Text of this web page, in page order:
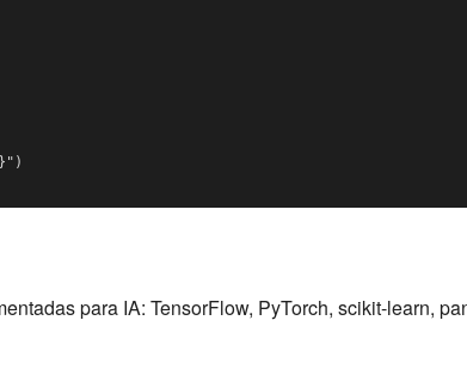
para IA: TensorFlow, PyTorch, scikit-learn,